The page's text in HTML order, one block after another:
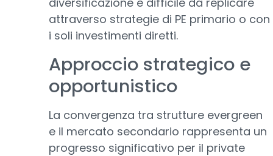
attraverso strategie di PE primario o con
i soli investimenti diretti.
Approccio strategico e
opportunistico
La convergenza tra strutture evergreen
e il mercato secondario rappresenta un
progresso significativo per il private